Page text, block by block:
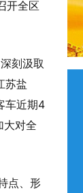
开全区
刻汲取
苏盐
车近期4
大对全
点、形